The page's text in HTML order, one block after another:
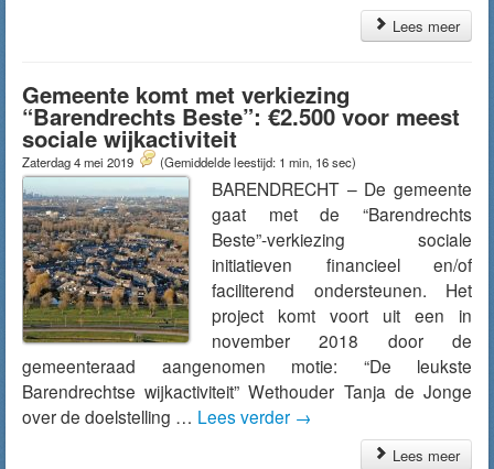
Lees meer
Gemeente komt met verkiezing
“Barendrechts Beste”: €2.500 voor meest
sociale wijkactiviteit
Zaterdag 4 mei 2019 (Gemiddelde leestijd: 1 min, 16 sec)
BARENDRECHT – De gemeente
gaat met de “Barendrechts
Beste”-verkiezing sociale
initiatieven financieel en/of
faciliterend ondersteunen. Het
project komt voort uit een in
november 2018 door de
gemeenteraad aangenomen motie: “De leukste
Barendrechtse wijkactiviteit” Wethouder Tanja de Jonge
over de doelstelling … Lees verder →
Lees meer